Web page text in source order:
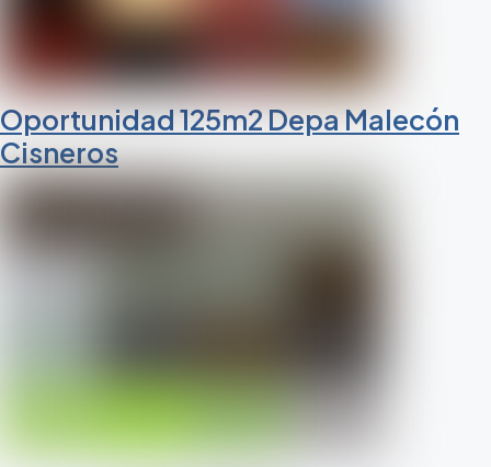
Oportunidad 125m2 Depa Malecón
Cisneros